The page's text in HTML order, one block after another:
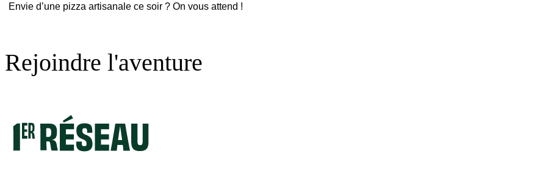
Envie d’une pizza artisanale ce soir ? On vous attend !
Rejoindre l'aventure